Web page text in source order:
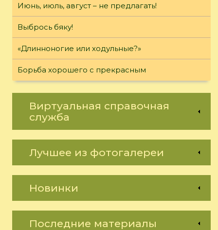
Июнь, июль, август – не предлагать!
Выбрось бяку!
«Длинноногие или ходульные?»
Борьба хорошего с прекрасным
Виртуальная справочная
служба
Лучшее из фотогалереи
Новинки
Последние материалы